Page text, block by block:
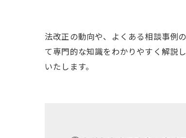
法改正の動向や、よくある相談事例
て専門的な知識をわかりやすく解説
いたします。